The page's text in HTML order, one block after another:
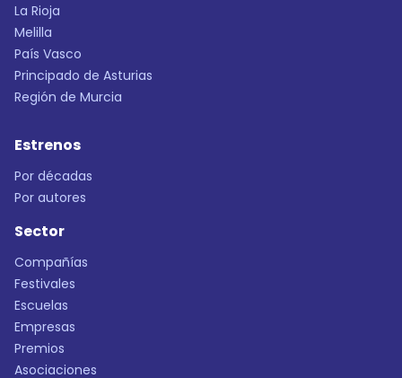
La Rioja
Melilla
País Vasco
Principado de Asturias
Región de Murcia
Estrenos
Por décadas
Por autores
Sector
Compañías
Festivales
Escuelas
Empresas
Premios
Asociaciones